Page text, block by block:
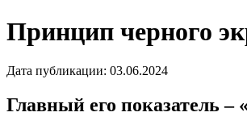
Принцип черного
Дата публикации: 03.06.2024
Главный его показатель –